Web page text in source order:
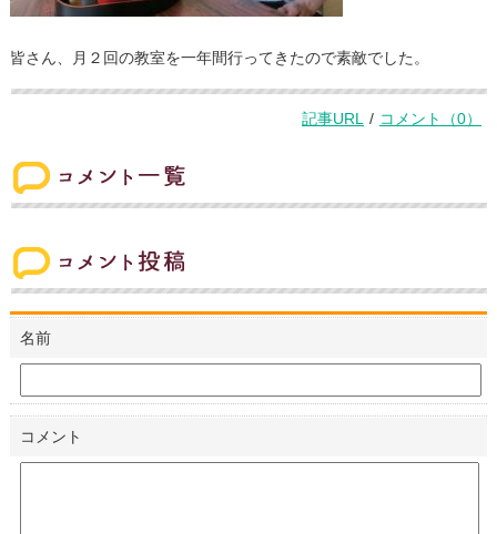
皆さん、月２回の教室を一年間行ってきたので素敵でした。
記事URL / コメント（0）
名前
コメント